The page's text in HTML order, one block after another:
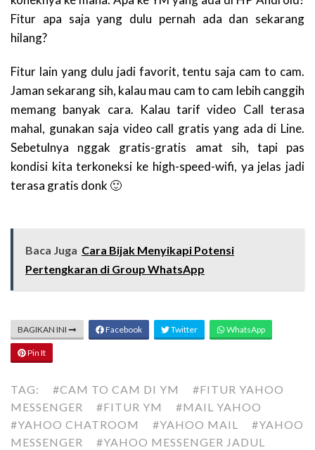
Fitur apa saja yang dulu pernah ada dan sekarang
hilang?
Fitur lain yang dulu jadi favorit, tentu saja cam to cam.
Jaman sekarang sih, kalau mau cam to cam lebih canggih
memang banyak cara. Kalau tarif video Call terasa
mahal, gunakan saja video call gratis yang ada di Line.
Sebetulnya nggak gratis-gratis amat sih, tapi pas
kondisi kita terkoneksi ke high-speed-wifi, ya jelas jadi
terasa gratis donk 🙂
Baca Juga Cara Bijak Menyikapi Potensi
Pertengkaran di Group WhatsApp
BAGIKAN INI Facebook Twitter WhatsApp
Pin It
TAG: #CAM TO CAM DI YM
#FITUR YAHOO
MESSENGER
#FITUR YM
#MAIL YAHOO
#YAHOO CHATROOM
#YAHOO MAIL
#YAHOO
MESSENGER
#YAHOO MESSENGER JADUL